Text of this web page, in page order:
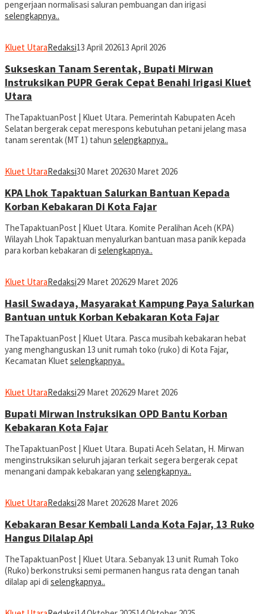
pengerjaan normalisasi saluran pembuangan dan irigasi
selengkapnya..
Kluet UtaraRedaksi13 April 202613 April 2026
Sukseskan Tanam Serentak, Bupati Mirwan
Instruksikan PUPR Gerak Cepat Benahi Irigasi Kluet
Utara
TheTapaktuanPost | Kluet Utara. Pemerintah Kabupaten Aceh
Selatan bergerak cepat merespons kebutuhan petani jelang masa
tanam serentak (MT 1) tahun selengkapnya..
Kluet UtaraRedaksi30 Maret 202630 Maret 2026
KPA Lhok Tapaktuan Salurkan Bantuan Kepada
Korban Kebakaran Di Kota Fajar
TheTapaktuanPost | Kluet Utara. Komite Peralihan Aceh (KPA)
Wilayah Lhok Tapaktuan menyalurkan bantuan masa panik kepada
para korban kebakaran di selengkapnya..
Kluet UtaraRedaksi29 Maret 202629 Maret 2026
Hasil Swadaya, Masyarakat Kampung Paya Salurkan
Bantuan untuk Korban Kebakaran Kota Fajar
TheTapaktuanPost | Kluet Utara. Pasca musibah kebakaran hebat
yang menghanguskan 13 unit rumah toko (ruko) di Kota Fajar,
Kecamatan Kluet selengkapnya..
Kluet UtaraRedaksi29 Maret 202629 Maret 2026
Bupati Mirwan Instruksikan OPD Bantu Korban
Kebakaran Kota Fajar
TheTapaktuanPost | Kluet Utara. Bupati Aceh Selatan, H. Mirwan
menginstruksikan seluruh jajaran terkait segera bergerak cepat
menangani dampak kebakaran yang selengkapnya..
Kluet UtaraRedaksi28 Maret 202628 Maret 2026
Kebakaran Besar Kembali Landa Kota Fajar, 13 Ruko
Hangus Dilalap Api
TheTapaktuanPost | Kluet Utara. Sebanyak 13 unit Rumah Toko
(Ruko) berkonstruksi semi permanen hangus rata dengan tanah
dilalap api di selengkapnya..